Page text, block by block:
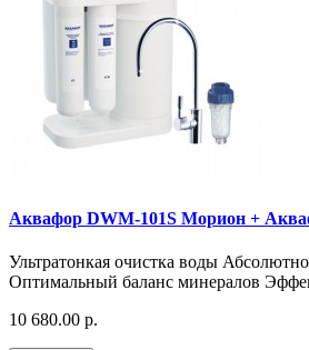
Аквафор DWM-101S Морион +
Ультратонкая очистка воды
Оптимальный баланс минералов
10 680.00 р.